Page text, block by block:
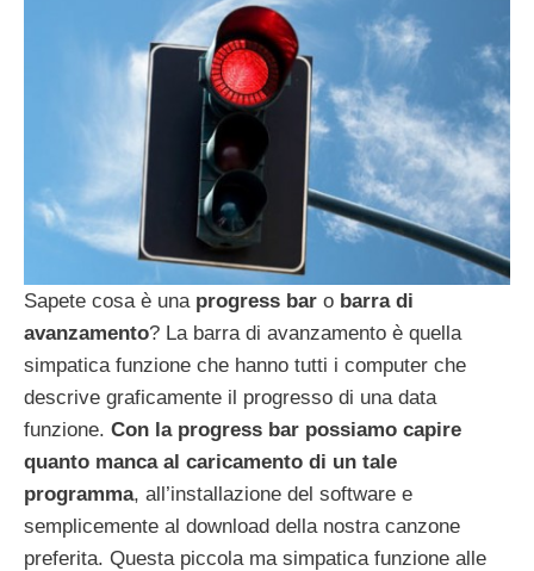
Sapete cosa è una progress bar o barra di
avanzamento? La barra di avanzamento è quella
simpatica funzione che hanno tutti i computer che
descrive graficamente il progresso di una data
funzione. Con la progress bar possiamo capire
quanto manca al caricamento di un tale
programma, all’installazione del software e
semplicemente al download della nostra canzone
preferita. Questa piccola ma simpatica funzione alle